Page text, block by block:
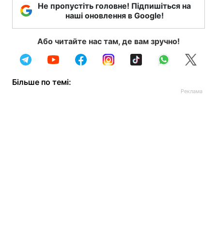
Не пропустіть головне! Підпишіться на
наші оновлення в Google!
Або читайте нас там, де вам зручно!
Більше по темі: